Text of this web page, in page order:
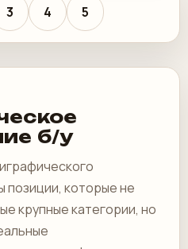
3 4 5
б/у
позиции, которые не
крупные категории, но